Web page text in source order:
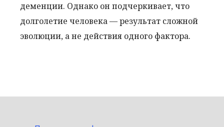
деменции. Однако он подчеркивает, что
долголетие человека — результат сложной
эволюции, а не действия одного фактора.